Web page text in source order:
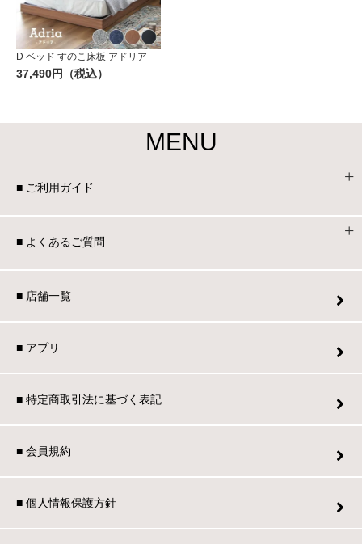
D ベッド すのこ床板 アドリア
37,490円（税込）
MENU
■ ご利用ガイド
■ よくあるご質問
■ 店舗一覧
■ アプリ
■ 特定商取引法に基づく表記
■ 会員規約
■ 個人情報保護方針